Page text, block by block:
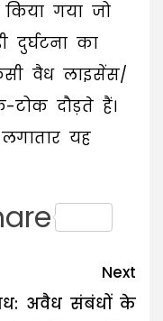
गया जो
का
वैध लाइसेंस/
दौड़ते हैं।
लगातार यह
Next
अवैध संबंधों के